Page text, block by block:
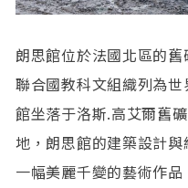
朗思館位於法國北區的
聯合國教科文組織列為
館坐落于洛斯.高艾爾舊
地，朗思館的建築設計
一幅美麗千變的藝術作